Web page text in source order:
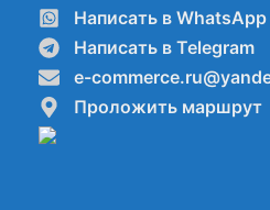
Написать в WhatsApp
Написать в Telegram
e-
Проложить маршрут